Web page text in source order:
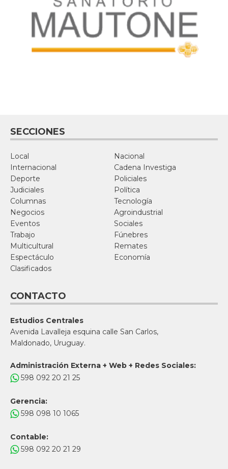
SECCIONES
Local
Nacional
Internacional
Cadena Investiga
Deporte
Policiales
Judiciales
Política
Columnas
Tecnología
Negocios
Agroindustrial
Eventos
Sociales
Trabajo
Fúnebres
Multicultural
Remates
Espectáculo
Economía
Clasificados
CONTACTO
Estudios Centrales
Avenida Lavalleja esquina calle San Carlos,
Maldonado, Uruguay.
Administración Externa + Web + Redes Sociales:
598 092 20 21 25
Gerencia:
598 098 10 1065
Contable:
598 092 20 21 29